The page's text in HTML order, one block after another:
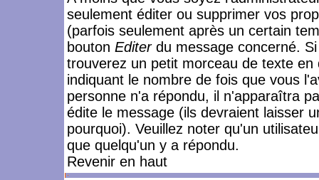
seulement éditer ou supprimer vos
(parfois seulement après un certain
bouton Editerdu message concerné.
trouverez un petit morceau de texte
indiquant le nombre de fois que vous
personne n'a répondu, il n'apparaîtra
édite le message (ils devraient laisser
pourquoi). Veuillez noter qu'un
que quelqu'un y a répondu.
Revenir en haut